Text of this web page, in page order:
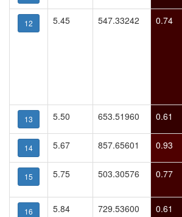
12 5.45 547.33242 0.74
13 5.50 653.51960 0.61
14 5.67 857.65601 0.93
15 5.75 503.30576 0.77
16 5.84 729.53600 0.61